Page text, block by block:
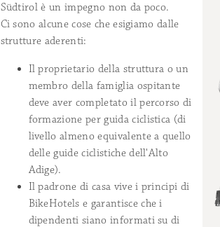
Südtirol è un impegno non da poco.
Ci sono alcune cose che esigiamo dalle
strutture aderenti:
Il proprietario della struttura o un
membro della famiglia ospitante
deve aver completato il percorso di
formazione per guida ciclistica (di
livello almeno equivalente a quello
delle guide ciclistiche dell'Alto
Adige).
Il padrone di casa vive i principi di
BikeHotels e garantisce che i
dipendenti siano informati su di